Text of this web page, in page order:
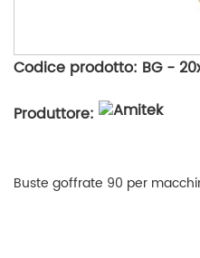
Codice prodotto: BG -
Produttore:
Buste goffrate 90 per